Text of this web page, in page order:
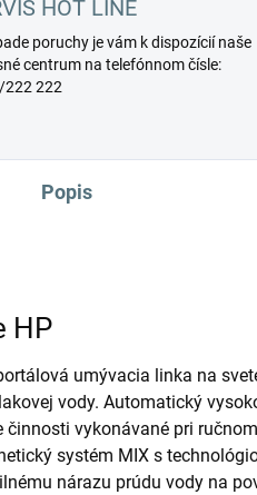
HOT LINE
poruchy je vám k dispozícií naše
centrum na telefónnom čísle:
222 222
Popis
HP
umývacia linka na
vody. Automatický
činnosti vykonávané pri
systém MIX s
nárazu prúdu vody na